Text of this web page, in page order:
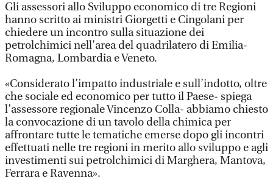
Gli assessori allo Sviluppo economico di tre Regioni
hanno scritto ai ministri Giorgetti e Cingolani per
chiedere un incontro sulla situazione dei
petrolchimici nell’area del quadrilatero di Emilia-
Romagna, Lombardia e Veneto.
«Considerato l’impatto industriale e sull’indotto, oltre
che sociale ed economico per tutto il Paese- spiega
l’assessore regionale Vincenzo Colla- abbiamo chiesto
la convocazione di un tavolo della chimica per
affrontare tutte le tematiche emerse dopo gli incontri
effettuati nelle tre regioni in merito allo sviluppo e agli
investimenti sui petrolchimici di Marghera, Mantova,
Ferrara e Ravenna».